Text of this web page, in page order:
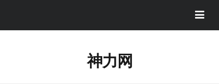
神力网